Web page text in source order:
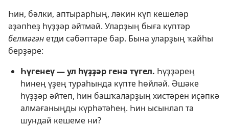
Һин, бәлки, аптырарһың, ләкин күп кешеләр
әҙәпһеҙ һүҙҙәр әйтмәй. Уларҙың быға күптәр
белмәгәнетди сәбәптәре бар. Бына уларҙың ҡайһы
берҙәре:
Һүгенеү — ул һүҙҙәр генә түгел. Һүҙҙәрең
һинең үҙең тураһында күпте һөйләй. Әшәке
һүҙҙәр әйтеп, һин башҡаларҙың хистәрен иҫәпкә
алмағаныңды күрһәтәһең. Һин ысынлап та
шундай кешеме ни?